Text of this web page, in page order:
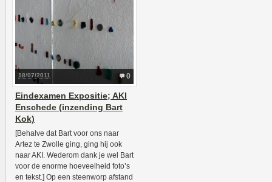
0
18/07/2011
Eindexamen Expositie; AKI
Enschede (inzending Bart
Kok)
[Behalve dat Bart voor ons naar
Artez te Zwolle ging, ging hij ook
naar AKI. Wederom dank je wel Bart
voor de enorme hoeveelheid foto’s
en tekst.] Op een steenworp afstand